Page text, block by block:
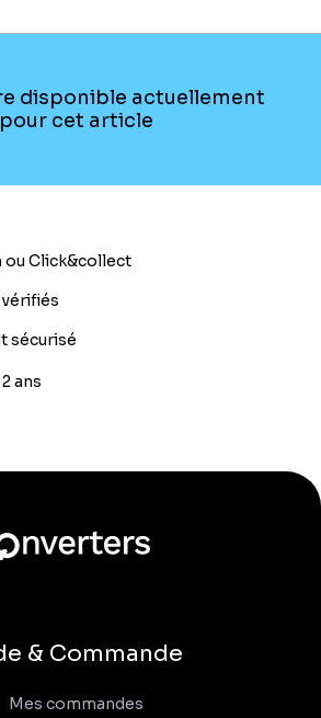
disponible actuellement
pour cet article
ou Click&collect
vérifiés
sécurisé
2 ans
& Commande
Mes commandes